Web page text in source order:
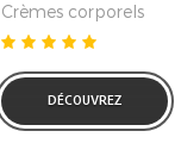
Crèmes corporels
DÉCOUVREZ